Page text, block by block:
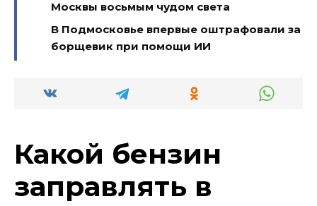
Москвы восьмым чудом света
В Подмосковье впервые оштрафовали за
борщевик при помощи ИИ
Какой бензин
заправлять в